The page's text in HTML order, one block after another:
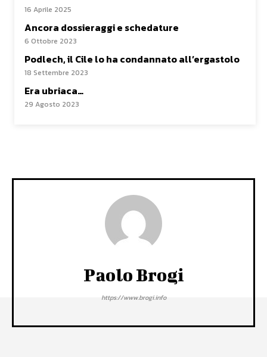
16 Aprile 2025
Ancora dossieraggi e schedature
6 Ottobre 2023
Podlech, il Cile lo ha condannato all’ergastolo
18 Settembre 2023
Era ubriaca…
29 Agosto 2023
Paolo Brogi
https://www.brogi.info